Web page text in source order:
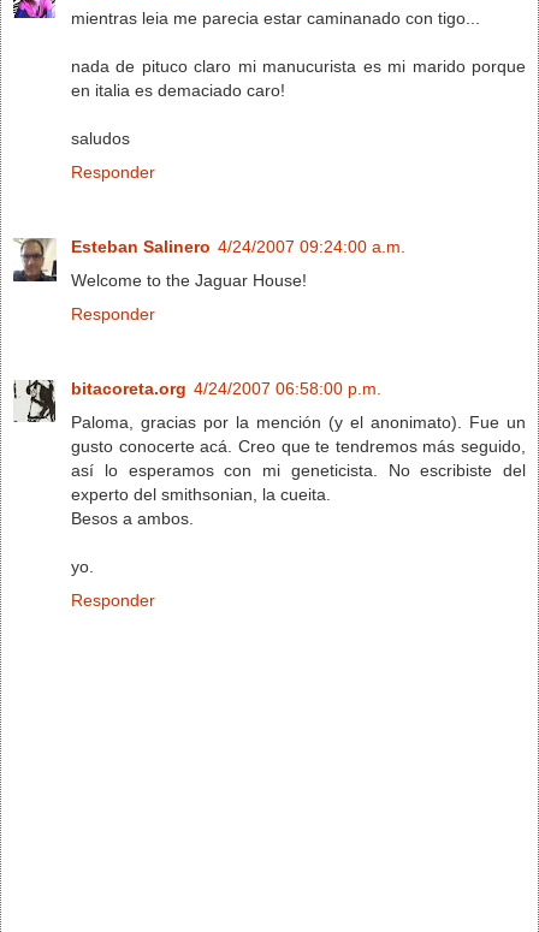
mientras leia me parecia estar caminanado con tigo...
nada de pituco claro mi manucurista es mi marido porque
en italia es demaciado caro!
saludos
Responder
Esteban Salinero 4/24/2007 09:24:00 a.m.
Welcome to the Jaguar House!
Responder
bitacoreta.org 4/24/2007 06:58:00 p.m.
Paloma, gracias por la mención (y el anonimato). Fue un
gusto conocerte acá. Creo que te tendremos más seguido,
así lo esperamos con mi geneticista. No escribiste del
experto del smithsonian, la cueita.
Besos a ambos.
yo.
Responder